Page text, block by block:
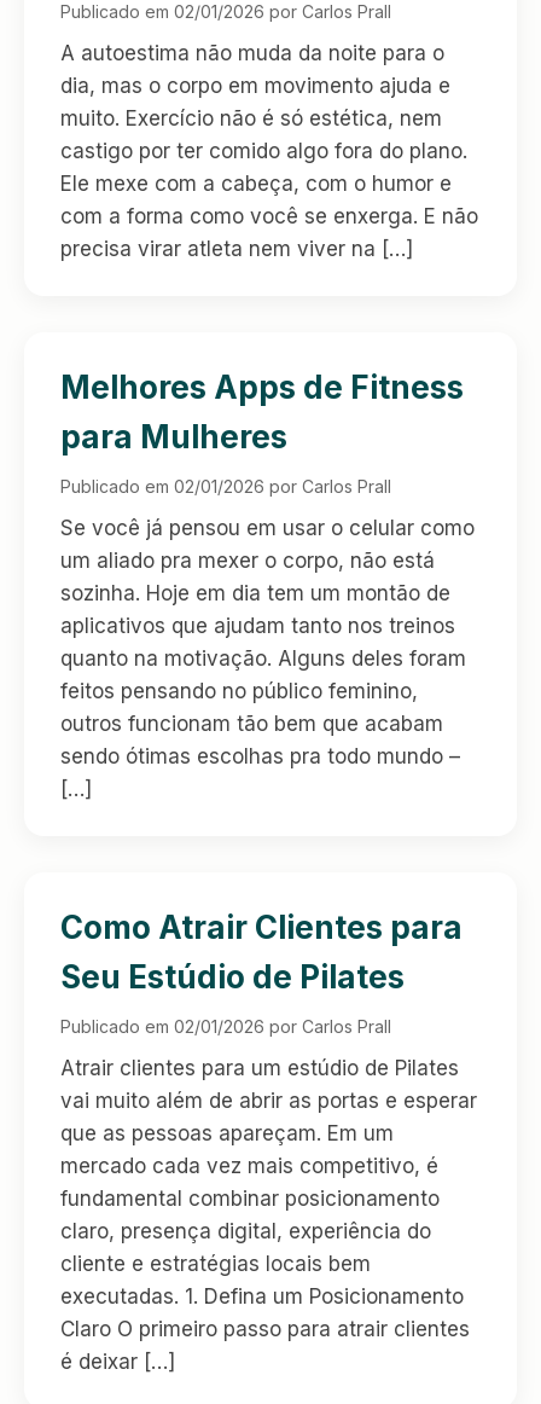
Publicado em 02/01/2026 por Carlos Prall
A autoestima não muda da noite para o
dia, mas o corpo em movimento ajuda e
muito. Exercício não é só estética, nem
castigo por ter comido algo fora do plano.
Ele mexe com a cabeça, com o humor e
com a forma como você se enxerga. E não
precisa virar atleta nem viver na […]
Melhores Apps de Fitness
para Mulheres
Publicado em 02/01/2026 por Carlos Prall
Se você já pensou em usar o celular como
um aliado pra mexer o corpo, não está
sozinha. Hoje em dia tem um montão de
aplicativos que ajudam tanto nos treinos
quanto na motivação. Alguns deles foram
feitos pensando no público feminino,
outros funcionam tão bem que acabam
sendo ótimas escolhas pra todo mundo –
[…]
Como Atrair Clientes para
Seu Estúdio de Pilates
Publicado em 02/01/2026 por Carlos Prall
Atrair clientes para um estúdio de Pilates
vai muito além de abrir as portas e esperar
que as pessoas apareçam. Em um
mercado cada vez mais competitivo, é
fundamental combinar posicionamento
claro, presença digital, experiência do
cliente e estratégias locais bem
executadas. 1. Defina um Posicionamento
Claro O primeiro passo para atrair clientes
é deixar […]